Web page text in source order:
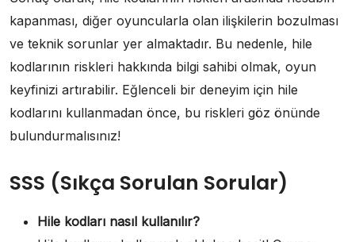
kapanması, diğer oyuncularla olan ilişkilerin bozulması
ve teknik sorunlar yer almaktadır. Bu nedenle, hile
kodlarının riskleri hakkında bilgi sahibi olmak, oyun
keyfinizi artırabilir. Eğlenceli bir deneyim için hile
kodlarını kullanmadan önce, bu riskleri göz önünde
bulundurmalısınız!
SSS (Sıkça Sorulan Sorular)
Hile kodları nasıl kullanılır?